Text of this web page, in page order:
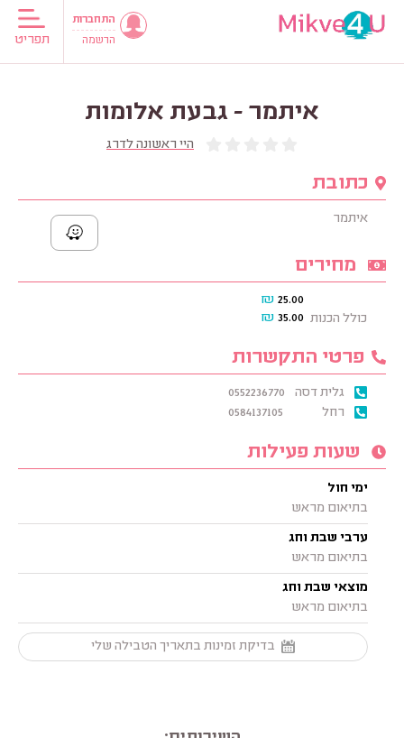
תפריט
התחברות
הרשמה
איתמר - גבעת אלומות
היי ראשונה לדרג
כתובת
איתמר
מחירים
25.00
₪
כולל הכנות 35.00
₪
פרטי התקשרות
גלית דסה
0552236770
רחל
0584137105
שעות פעילות
ימי חול
בתיאום מראש
ערבי שבת וחג
בתיאום מראש
מוצאי שבת וחג
בתיאום מראש
בדיקת זמינות בתאריך הטבילה שלי